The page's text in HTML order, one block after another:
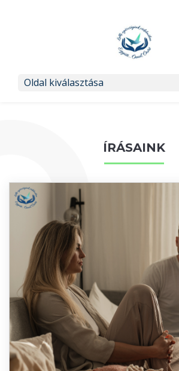
Oldal kiválasztása
ÍRÁSAINK